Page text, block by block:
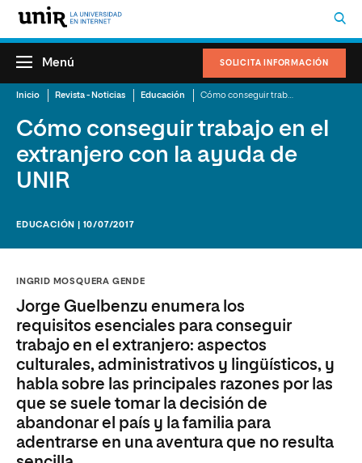
SOLICITA INFORMACIÓN
Menú
Inicio Revista - Noticias Educación
Cómo conseguir trabajo en el
extranjero con la ayuda de
UNIR
EDUCACIÓN | 10/07/2017
INGRID MOSQUERA GENDE
Jorge Guelbenzu enumera los
requisitos esenciales para conseguir
trabajo en el extranjero: aspectos
culturales, administrativos y lingüísticos, y
habla sobre las principales razones por las
que se suele tomar la decisión de
abandonar el país y la familia para
adentrarse en una aventura que no resulta